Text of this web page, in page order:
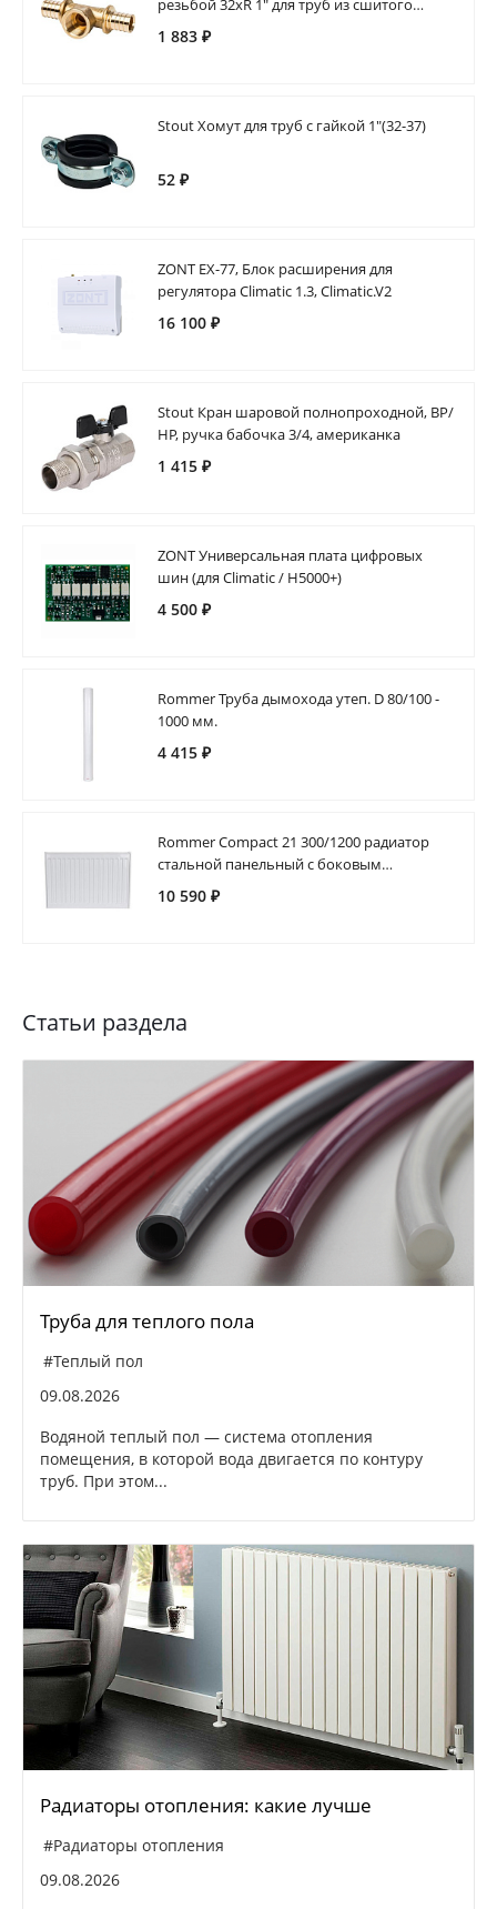
резьбой 32xR 1" для труб из сшитого
полиэтилена аксиальный
1 883 ₽
Stout Хомут для труб с гайкой 1"(32-37)
52 ₽
ZONT EX-77, Блок расширения для
регулятора Climatic 1.3, Climatic.V2
16 100 ₽
Stout Кран шаровой полнопроходной, ВР/
НР, ручка бабочка 3/4, американка
1 415 ₽
ZONT Универсальная плата цифровых
шин (для Climatic / H5000+)
4 500 ₽
Rommer Труба дымохода утеп. D 80/100 -
1000 мм.
4 415 ₽
Rommer Compact 21 300/1200 радиатор
стальной панельный с боковым
подключением
10 590 ₽
Статьи раздела
Труба для теплого пола
#Теплый пол
09.08.2026
Водяной теплый пол — система отопления
помещения, в которой вода двигается по контуру
труб. При этом...
Радиаторы отопления: какие лучше
#Радиаторы отопления
09.08.2026